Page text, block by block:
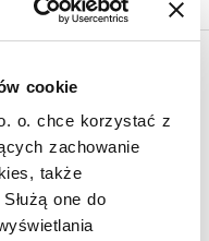
cookie
o. chce korzystać z
zachowanie
także
one do